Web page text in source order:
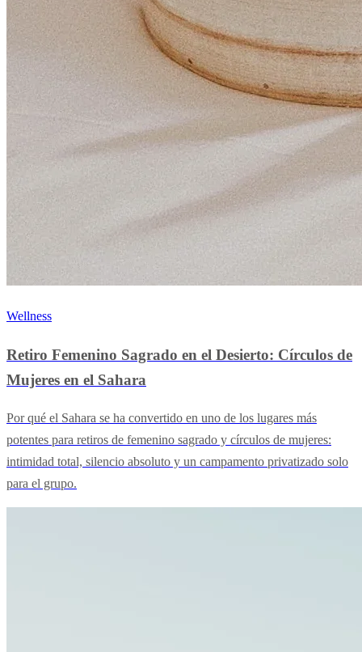
Wellness
Retiro Femenino Sagrado en el Desierto: Círculos de
Mujeres en el Sahara
Por qué el Sahara se ha convertido en uno de los lugares más
potentes para retiros de femenino sagrado y círculos de mujeres:
intimidad total, silencio absoluto y un campamento privatizado solo
para el grupo.